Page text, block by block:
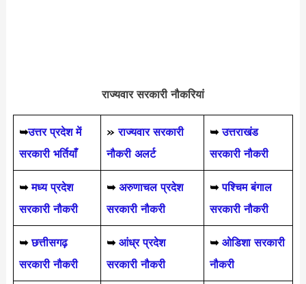
राज्यवार सरकारी नौकरियां
➥उत्तर प्रदेश में
सरकारी भर्तियाँ
»राज्यवार सरकारी
नौकरी अलर्ट
➥ उत्तराखंड
सरकारी नौकरी
➥ मध्य प्रदेश
सरकारी नौकरी
➥ अरुणाचल प्रदेश
सरकारी नौकरी
➥ पश्चिम बंगाल
सरकारी नौकरी
➥ छत्तीसगढ़
सरकारी नौकरी
➥ आंध्र प्रदेश
सरकारी नौकरी
➥ ओडिशा सरकारी
नौकरी